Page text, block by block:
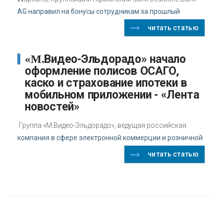
AG направил на бонусы сотрудникам за прошлый
читать статью
«М.Видео-Эльдорадо» начало
оформление полисов ОСАГО,
каско и страхование ипотеки в
мобильном приложении - «Лента
новостей»
Группа «М.Видео-Эльдорадо», ведущая российская
компания в сфере электронной коммерции и розничной
читать статью